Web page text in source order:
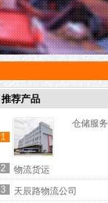
推荐产品
1
仓储服务
2
物流货运
3
天辰路物流公司